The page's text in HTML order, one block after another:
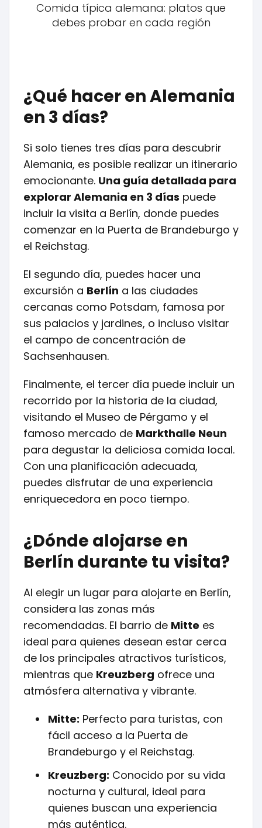
Comida típica alemana: platos que
debes probar en cada región
¿Qué hacer en Alemania
en 3 días?
Si solo tienes tres días para descubrir
Alemania, es posible realizar un itinerario
emocionante. Una guía detallada para
explorar Alemania en 3 días puede
incluir la visita a Berlín, donde puedes
comenzar en la Puerta de Brandeburgo y
el Reichstag.
El segundo día, puedes hacer una
excursión a Berlín a las ciudades
cercanas como Potsdam, famosa por
sus palacios y jardines, o incluso visitar
el campo de concentración de
Sachsenhausen.
Finalmente, el tercer día puede incluir un
recorrido por la historia de la ciudad,
visitando el Museo de Pérgamo y el
famoso mercado de Markthalle Neun
para degustar la deliciosa comida local.
Con una planificación adecuada,
puedes disfrutar de una experiencia
enriquecedora en poco tiempo.
¿Dónde alojarse en
Berlín durante tu visita?
Al elegir un lugar para alojarte en Berlín,
considera las zonas más
recomendadas. El barrio de Mitte es
ideal para quienes desean estar cerca
de los principales atractivos turísticos,
mientras que Kreuzberg ofrece una
atmósfera alternativa y vibrante.
Mitte: Perfecto para turistas, con
fácil acceso a la Puerta de
Brandeburgo y el Reichstag.
Kreuzberg: Conocido por su vida
nocturna y cultural, ideal para
quienes buscan una experiencia
más auténtica.